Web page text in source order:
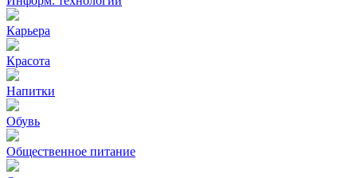
Карьера
Красота
Напитки
Обувь
Общественное питание